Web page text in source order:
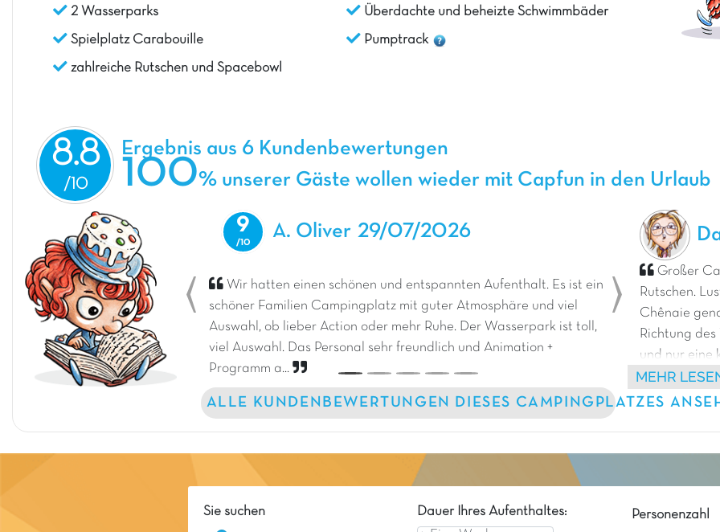
2 Wasserparks
Spielplatz Carabouille
zahlreiche Rutschen und Spacebowl
Überdachte und beheizte Schwimmbäder
Pumptrack
8.8 Ergebnis aus 6 Kundenbewertungen
100% unserer Gäste wollen wieder mit Capfun in den Urlaub
9 A. Oliver 29/07/2026
Wir hatten einen schönen und entspannten Aufenthalt. Es ist ein
schöner Familien Campingplatz mit guter Atmosphäre und viel
Auswahl, ob lieber Action oder mehr Ruhe. Der Wasserpark ist toll,
viel Auswahl. Das Personal sehr freundlich und Animation +
Programm a...
Previous Next
ALLE KUNDENBEWERTUNGEN DIESES CAMPINGPLATZES
Großer
Rutschen.
Chênaie
Richtung
und nur eine
Ideal
Hafen von
MEHR
Sie suchen Dauer Ihres Aufenthaltes: Personenzahl